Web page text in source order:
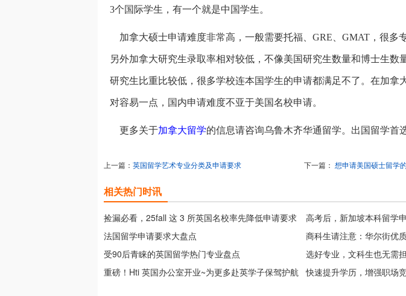
3个国际学生，有一个就是中国学生。
加拿大硕士申请难度非常高，一般需要托福、GRE、GMAT，很多
另外加拿大研究生录取率相对较低，不像美国研究生数量和博士生数
研究生比重比较低，很多学校连本国学生的申请都满足不了。在加拿
对容易一点，国内申请难度不亚于美国名校申请。
更多关于加拿大留学的信息请咨询乌鲁木齐华通留学。出国留学首
上一篇： 英国留学艺术专业分类及申请要求 下一篇：想申请美国硕士留学
相关热门时讯
捡漏必看，25fall 这 3 所英国名校率先降低申请要求
高考后，新加坡本科留学
法国留学申请要求大盘点
商科生请注意：华尔街优
炉！宾大超好！
受90后青睐的英国留学热门专业盘点
选好专业，文科生也无需
重磅！Hti 英国办公室开业~为更多赴英学子保驾护航 快速提升学历，增强职场